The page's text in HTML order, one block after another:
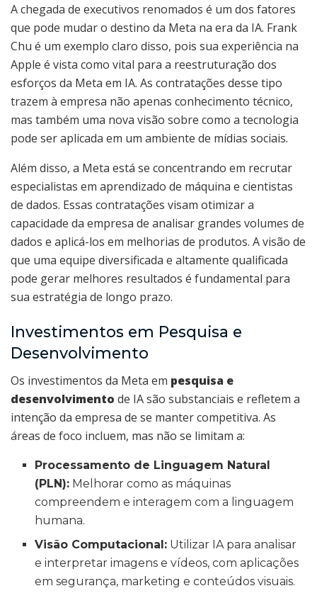
A chegada de executivos renomados é um dos fatores
que pode mudar o destino da Meta na era da IA. Frank
Chu é um exemplo claro disso, pois sua experiência na
Apple é vista como vital para a reestruturação dos
esforços da Meta em IA. As contratações desse tipo
trazem à empresa não apenas conhecimento técnico,
mas também uma nova visão sobre como a tecnologia
pode ser aplicada em um ambiente de mídias sociais.
Além disso, a Meta está se concentrando em recrutar
especialistas em aprendizado de máquina e cientistas
de dados. Essas contratações visam otimizar a
capacidade da empresa de analisar grandes volumes de
dados e aplicá-los em melhorias de produtos. A visão de
que uma equipe diversificada e altamente qualificada
pode gerar melhores resultados é fundamental para
sua estratégia de longo prazo.
Investimentos em Pesquisa e
Desenvolvimento
Os investimentos da Meta em pesquisa e
desenvolvimento de IA são substanciais e refletem a
intenção da empresa de se manter competitiva. As
áreas de foco incluem, mas não se limitam a:
Processamento de Linguagem Natural
(PLN): Melhorar como as máquinas
compreendem e interagem com a linguagem
humana.
Visão Computacional: Utilizar IA para analisar
e interpretar imagens e vídeos, com aplicações
em segurança, marketing e conteúdos visuais.